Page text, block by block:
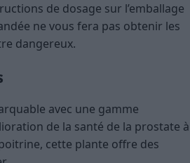
de dosage sur l’emballage
ne vous fera pas obtenir les
dangereux.
avec une gamme
de la santé de la prostate à
cette plante offre des